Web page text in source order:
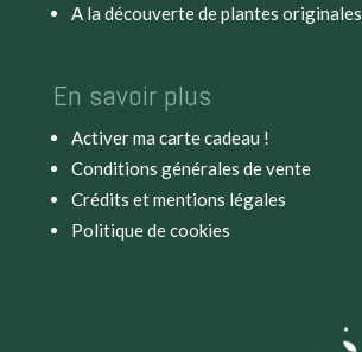
A la découverte de plantes originales
En savoir plus
Activer ma carte cadeau !
Conditions générales de vente
Crédits et mentions légales
Politique de cookies